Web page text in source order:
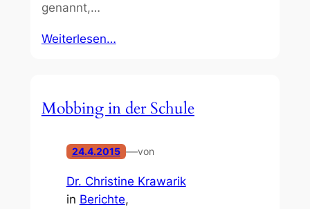
genannt,…
Weiterlesen…
Mobbing in der Schule
24.4.2015 —von
Dr. Christine Krawarik
in Berichte